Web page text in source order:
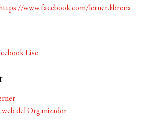
www.facebook.com/lerner.libreria
Live
del Organizador